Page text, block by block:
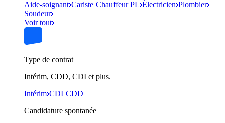
Aide-soignant Cariste Chauffeur PL Électricien Plombier
Soudeur
Voir tout
Type de contrat
Intérim, CDD, CDI et plus.
Intérim CDI CDD
Candidature spontanée